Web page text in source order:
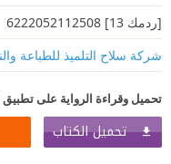
[ردمك 13] 6222052112508
شركة سلاح التلميذ للطباعة
تحميل وقراءة الرواية على تطبيق
تحميل الكتاب